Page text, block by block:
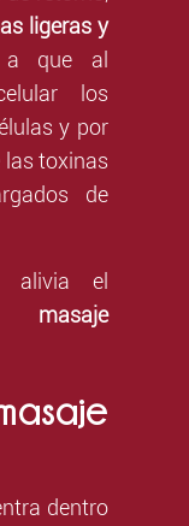
ligeras y
a que al
los
y por
las toxinas
de
alivia el
masaje
dentro